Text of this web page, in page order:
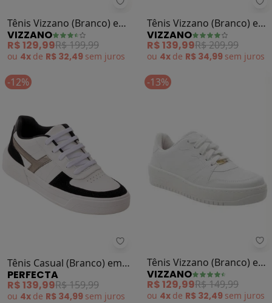
Vizzano - Tênis Vizzano (Branco)
Tênis Vizzano (Branco) em
Sintético
VIZZANO
R$ 129,99R$ 199,99
ou 4x de R$ 32,49 sem juros
Tênis Vizzano (Branco) em
Tecido
VIZZANO
R$ 139,99R$ 209,99
ou 4x de R$ 34,99 sem juros
-12%
Perfecta - Tênis Casual (Branco)
Tênis Casual (Branco) em
Sintético
PERFECTA
R$ 139,99R$ 159,99
ou 4x de R$ 34,99 sem juros
-13%
Tênis Vizzano (Branco) em
Sintético
VIZZANO
R$ 129,99R$ 149,99
ou 4x de R$ 32,49 sem juros